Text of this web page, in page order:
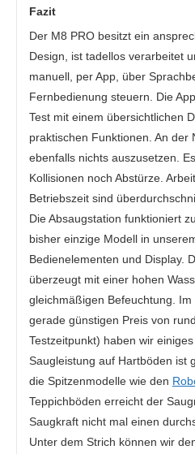
Fazit
Der M8 PRO besitzt ein
Design, ist tadellos verarbeitet
manuell, per App, über
Fernbedienung steuern. Die
Test mit einem übersichtlichen
praktischen Funktionen. An der
ebenfalls nichts auszusetzen.
Kollisionen noch Abstürze.
Betriebszeit sind
Die Absaugstation funktioniert
bisher einzige Modell in
Bedienelementen und Display.
überzeugt mit einer hohen
gleichmäßigen Befeuchtung.
gerade günstigen Preis von
Testzeitpunkt) haben wir
Saugleistung auf Hartböden ist
die Spitzenmodelle wie den
Teppichböden erreicht der
Saugkraft nicht mal einen
Unter dem Strich können wir